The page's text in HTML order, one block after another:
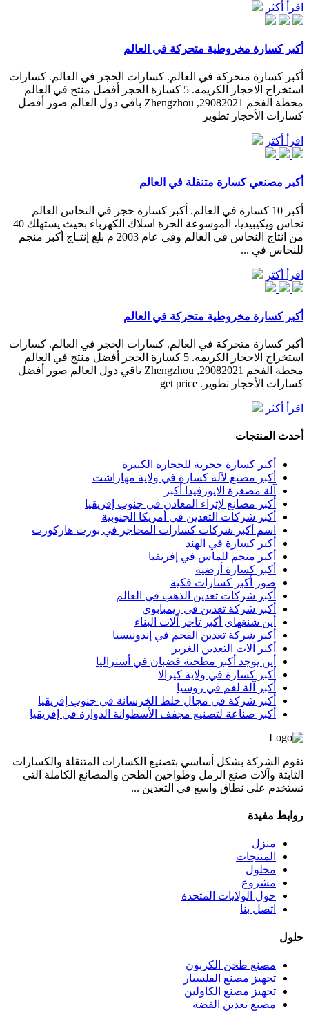
اقرأ أكثر
أكبر كسارة مخروطية متحركة في العالم
أكبر كسارة متحركة في العالم. كسارات الحجر في العالم. كسارات
استخراج الاحجار الكريمه. 5 كسارة الحجر أفضل منتج في العالم
محطة الفحم 29082021, Zhengzhou باقي دول العالم صور أفضل
كسارات الأحجار تطوير
اقرأ أكثر
أكبر مصنعي كسارة متنقلة في العالم
أكبر 10 كسارة في العالم. أكبر كسارة حجر في النحاس العالم
نحاس ويكيبيديا، الموسوعة الحرة اسلاك الكهرباء بحيث يستهلك 40
من انتاج النحاس في العالم وفي عام 2003 م بلغ إنتـاج أكبر منجم
للنحاس في ...
اقرأ أكثر
أكبر كسارة مخروطية متحركة في العالم
أكبر كسارة متحركة في العالم. كسارات الحجر في العالم. كسارات
استخراج الاحجار الكريمه. 5 كسارة الحجر أفضل منتج في العالم
محطة الفحم 29082021, Zhengzhou باقي دول العالم صور أفضل
كسارات الأحجار تطوير. get price
اقرأ أكثر
أحدث المنتجات
أكبر كسارة حجرية للحجارة الكبيرة
أكبر مصنع لآلة كسارة في ولاية مهاراشت
آلة مصغرة الايورفيدا أكبر
أكبر مصانع لإثراء المعادن في جنوب إفريقيا
أكبر شركات التعدين في أمريكا الجنوبية
اسم أكبر شركات كسارات المحاجر في بورت هاركورت
أكبر كسارة في الهند
أكبر منجم للماس في إفريقيا
أكبر كسارة أرضية
صور أكبر كسارات فكية
أكبر شركات تعدين الذهب في العالم
أكبر شركة تعدين في زيمبابوي
أين شنغهاي أكبر تاجر آلات البناء
أكبر شركة تعدين الفحم في إندونيسيا
أكبر آلات التعدين الغرير
أين يوجد أكبر مطحنة قضبان في أستراليا
أكبر كسارة في ولاية كيرالا
أكبر آلة لغم في روسيا
أكبر شركة في مجال خلط الخرسانة في جنوب إفريقيا
أكبر صناعة لتصنيع مجفف الأسطوانة الدوارة في إفريقيا
تقوم الشركة بشكل أساسي بتصنيع الكسارات المتنقلة والكسارات
الثابتة وآلات صنع الرمل وطواحين الطحن والمصانع الكاملة التي
تستخدم على نطاق واسع في التعدين ...
روابط مفيدة
منزل
المنتجات
محلول
مشروع
حول الولايات المتحدة
اتصل بنا
حلول
مصنع طحن الكربون
تجهيز مصنع الفلسبار
تجهيز مصنع الكاولين
مصنع تعدين الفضة